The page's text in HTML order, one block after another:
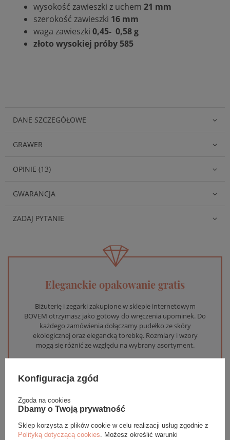
wysokość zawieszki z uchem 21 mm
szerokość zawieszki 16 mm
waga zawieszki 0,45- 0,58 g
złoto wysokiej próby 585
DANE SZCZEGÓŁOWE
GRAWER
OPINIE (13)
GWARANCJA
ZADAJ PYTANIE
Eleganckie opakowanie gratis
Biżuterię i zegarki zakupione w sklepie internetowym
BOVEM otrzymasz jako gotowy do wręczenia upominek. Do
każdego zamówienia dołączamy pudełko ze skóry
ekologicznej oraz elegancką torebkę. Rozmiary i wzory
mogą się różnić ze względu na wybrany asortyment.
Konfiguracja zgód
Zgoda na cookies
Dbamy o Twoją prywatność
Sklep korzysta z plików cookie w celu realizacji usług zgodnie z
Polityką dotyczącą cookies . Możesz określić warunki